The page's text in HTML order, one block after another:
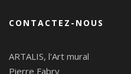
CONTACTEZ-NOUS
ARTALIS, l'Art mural
Pierre Fabry